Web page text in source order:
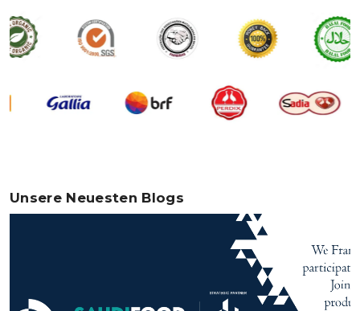
Unsere Neuesten Blogs